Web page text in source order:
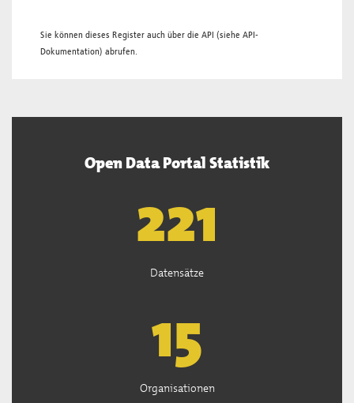
Sie können dieses Register auch über die API (siehe API-
Dokumentation) abrufen.
Open Data Portal Statistik
222
Datensätze
15
Organisationen